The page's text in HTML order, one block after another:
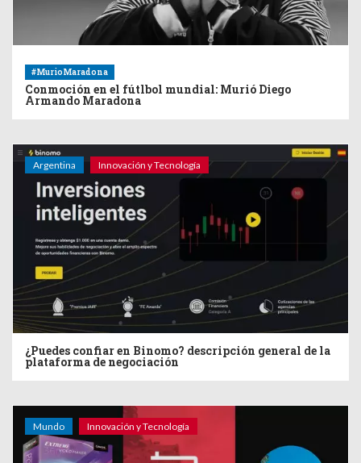
#MurioMaradona
Conmoción en el fútlbol mundial: Murió Diego
Armando Maradona
Argentina Innovación y Tecnología
¿Puedes confiar en Binomo? descripción general de la
plataforma de negociación
Mundo Innovación y Tecnología